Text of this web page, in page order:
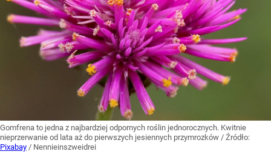
Gomfrena to jedna z najbardziej odpornych roślin jednorocznych. Kwitnie
nieprzerwanie od lata aż do pierwszych jesiennych przymrozków / Źródło:
Pixabay / Nennieinszweidrei